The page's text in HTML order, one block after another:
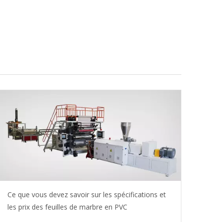
Ce que vous devez savoir sur les spécifications et
les prix des feuilles de marbre en PVC